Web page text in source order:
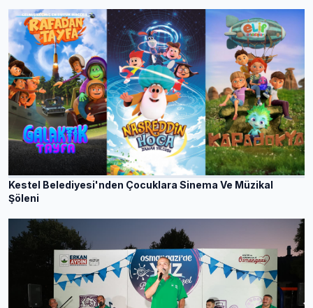
Kestel Belediyesi'nden Çocuklara Sinema Ve Müzikal
Şöleni